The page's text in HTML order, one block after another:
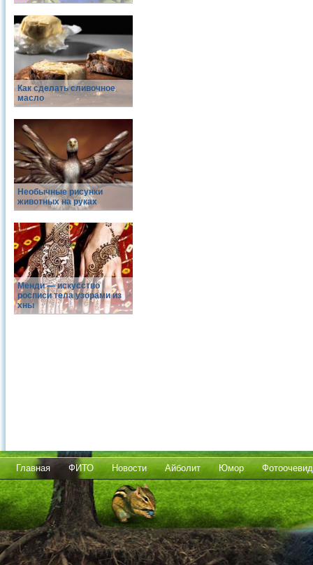
Как сделать сливочное
масло
Необычные рисунки
животных на руках
Менди — искусство
росписи тела узорами из
хны
Главная ФИТО Новости Айболит Юмор